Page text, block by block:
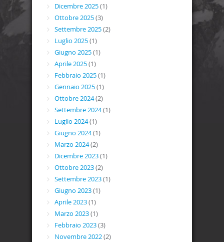
Dicembre 2025(1)
Ottobre 2025(3)
Settembre 2025(2)
Luglio 2025(1)
Giugno 2025(1)
Aprile 2025(1)
Febbraio 2025(1)
Gennaio 2025(1)
Ottobre 2024(2)
Settembre 2024(1)
Luglio 2024(1)
Giugno 2024(1)
Marzo 2024(2)
Dicembre 2023(1)
Ottobre 2023(2)
Settembre 2023(1)
Giugno 2023(1)
Aprile 2023(1)
Marzo 2023(1)
Febbraio 2023(3)
Novembre 2022(2)